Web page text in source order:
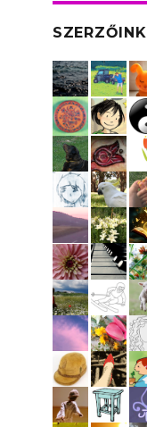
SZERZŐINK